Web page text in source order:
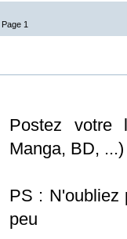
Page 1
Postez votre
Manga, BD,
PS : N'oubliez
peu